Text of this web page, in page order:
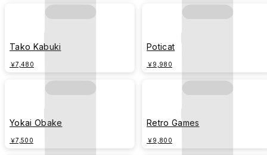
Tako Kabuki
￥7,480
Poticat
￥9,980
Yokai Obake
￥7,500
Retro Games
￥9,800